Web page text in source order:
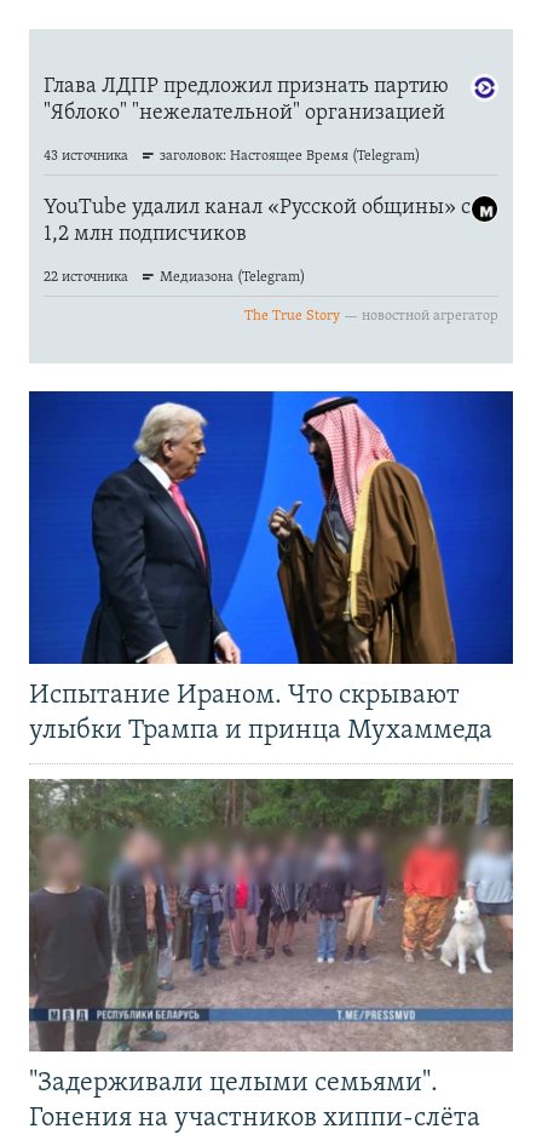
Испытание Ираном. Что скрывают
улыбки Трампа и принца Мухаммеда
"Задерживали целыми семьями".
Гонения на участников хиппи-слёта